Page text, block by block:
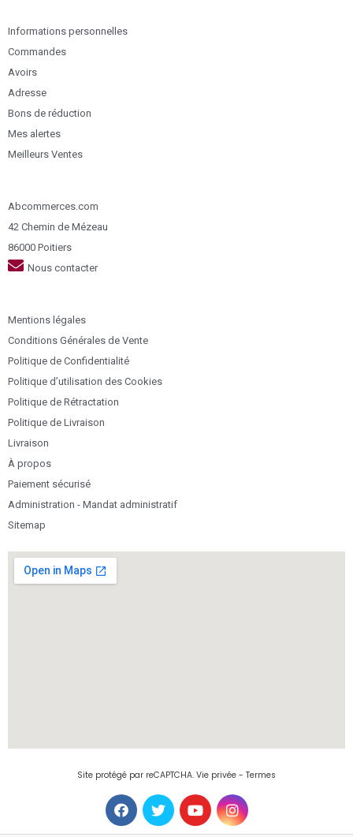
Informations personnelles
Commandes
Avoirs
Adresse
Bons de réduction
Mes alertes
Meilleurs Ventes
Abcommerces.com
42 Chemin de Mézeau
86000 Poitiers
Nous contacter
Mentions légales
Conditions Générales de Vente
Politique de Confidentialité
Politique d’utilisation des Cookies
Politique de Rétractation
Politique de Livraison
Livraison
À propos
Paiement sécurisé
Administration - Mandat administratif
Sitemap
Site protégé par reCAPTCHA. Vie privée - Termes